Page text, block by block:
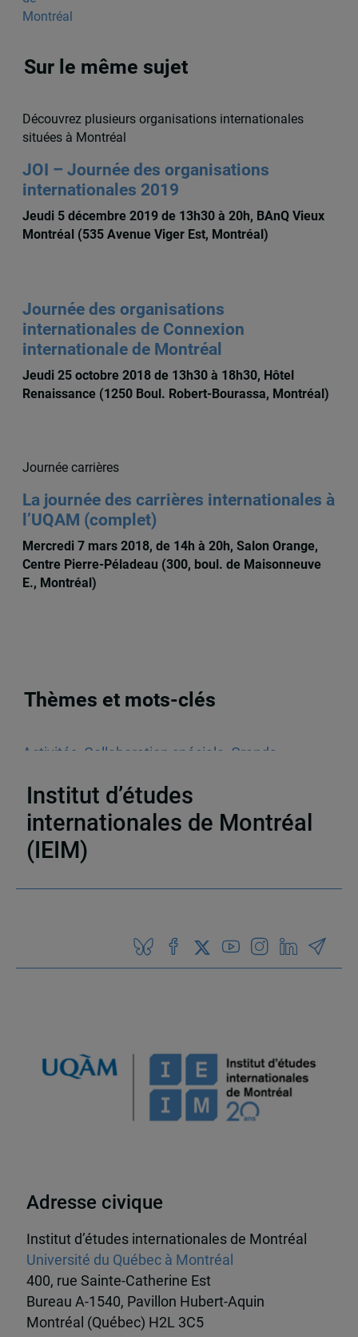
Sur le même sujet
Découvrez plusieurs organisations internationales
situées à Montréal
JOI – Journée des organisations
internationales 2019
Jeudi 5 décembre 2019 de 13h30 à 20h, BAnQ Vieux
Montréal (535 Avenue Viger Est, Montréal)
Journée des organisations
internationales de Connexion
internationale de Montréal
Jeudi 25 octobre 2018 de 13h30 à 18h30, Hôtel
Renaissance (1250 Boul. Robert-Bourassa, Montréal)
Journée carrières
La journée des carrières internationales à
l’UQAM (complet)
Mercredi 7 mars 2018, de 14h à 20h, Salon Orange,
Centre Pierre-Péladeau (300, boul. de Maisonneuve
E., Montréal)
Thèmes et mots-clés
Activités Collaboration spéciale Grands
Institut d’études
internationales de Montréal
(IEIM)
Adresse civique
Institut d’études internationales de Montréal
Université du Québec à Montréal
400, rue Sainte-Catherine Est
Bureau A-1540, Pavillon Hubert-Aquin
Montréal (Québec) H2L 3C5